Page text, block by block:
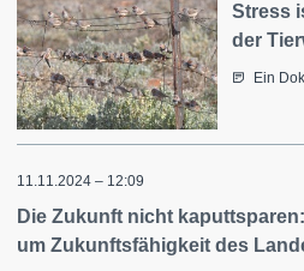
Stress
der
Ein
11.11.2024 – 12:09
Die Zukunft nicht
um Zukunftsfähigkeit des